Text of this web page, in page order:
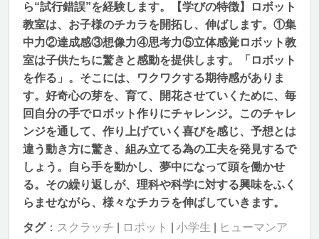
ら“試行錯誤”を経験します。【学びの特徴】ロボット
教室は、お子様のチカラを開拓し、伸ばします。①集
中力②達成感③想像力④思考力⑤立体感覚ロボット教
室は子供たちに驚きと感動を提供します。「ロボット
を作る」。そこには、ワクワクする期待感がありま
す。好奇心の芽を、育て、開花させていくために、毎
回自分の手でロボット作りにチャレンジ。このチャレ
ンジを通して、作り上げていく喜びを感じ、予想とは
違う動き方に驚き、組み立てる為の工夫を発見するで
しょう。自ら手を動かし、夢中になって頭を働かせ
る。その繰り返しが、理科や科学に対する興味をふく
らませながら、様々なチカラを伸ばしていきます。
タグ： スクラッチ ロボット 小学生 ヒューマンア